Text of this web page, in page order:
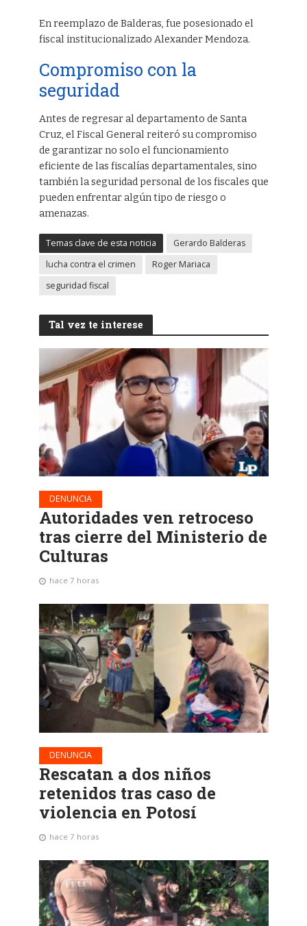
En reemplazo de Balderas, fue posesionado el
fiscal institucionalizado Alexander Mendoza.
Compromiso con la
seguridad
Antes de regresar al departamento de Santa
Cruz, el Fiscal General reiteró su compromiso
de garantizar no solo el funcionamiento
eficiente de las fiscalías departamentales, sino
también la seguridad personal de los fiscales que
pueden enfrentar algún tipo de riesgo o
amenazas.
Temas clave de esta noticia
Gerardo Balderas
lucha contra el crimen
Roger Mariaca
seguridad fiscal
Tal vez te interese
DENUNCIA
Autoridades ven retroceso
tras cierre del Ministerio de
Culturas
hace 7 horas
DENUNCIA
Rescatan a dos niños
retenidos tras caso de
violencia en Potosí
hace 7 horas